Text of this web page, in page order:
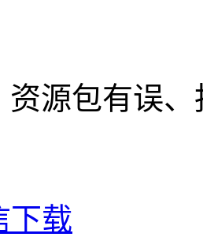
资源包有误
下载